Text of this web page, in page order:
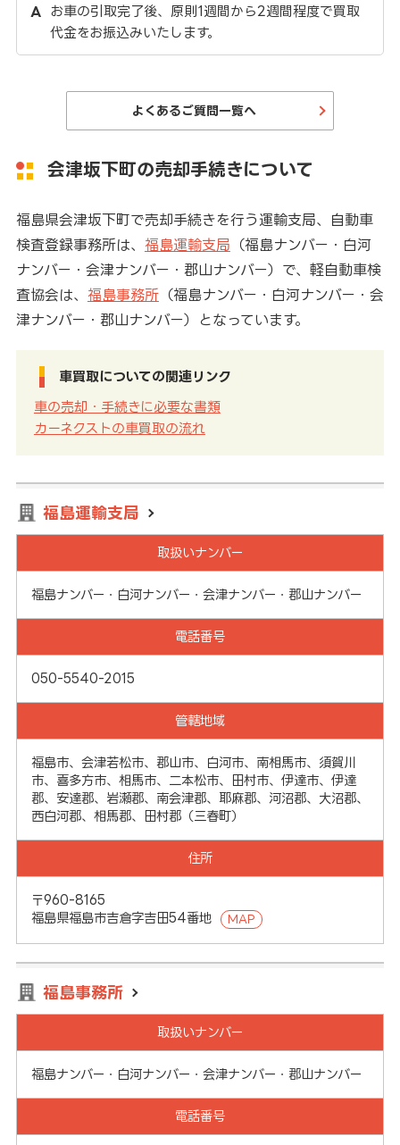
お車の引取完了後、原則1週間から2週間程度で買取
代金をお振込みいたします。
よくあるご質問一覧へ
会津坂下町の売却手続きについて
福島県会津坂下町で売却手続きを行う運輸支局、自動車
検査登録事務所は、 福島運輸支局 （福島ナンバー・白河
ナンバー・会津ナンバー・郡山ナンバー）で、軽自動車検
査協会は、 福島事務所（福島ナンバー・白河ナンバー・会
津ナンバー・郡山ナンバー）となっています。
車買取についての関連リンク
車の売却・手続きに必要な書類
カーネクストの車買取の流れ
福島運輸支局
取扱いナンバー
福島ナンバー・白河ナンバー・会津ナンバー・郡山ナンバー
電話番号
050-5540-2015
管轄地域
福島市、会津若松市、郡山市、白河市、南相馬市、須賀川
市、喜多方市、相馬市、二本松市、田村市、伊達市、伊達
郡、安達郡、岩瀬郡、南会津郡、耶麻郡、河沼郡、大沼郡、
西白河郡、相馬郡、田村郡（三春町）
住所
〒960-8165
福島県福島市吉倉字吉田54番地
MAP
福島事務所
取扱いナンバー
福島ナンバー・白河ナンバー・会津ナンバー・郡山ナンバー
電話番号